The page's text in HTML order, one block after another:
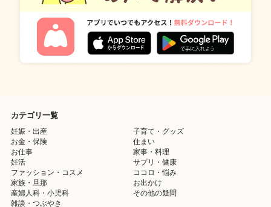
カテゴリ一覧
妊娠・出産
子育て・グッズ
お金・保険
住まい
お仕事
家事・料理
妊活
サプリ・健康
ファッション・コスメ
ココロ・悩み
家族・旦那
お出かけ
産婦人科・小児科
その他の疑問
雑談・つぶやき